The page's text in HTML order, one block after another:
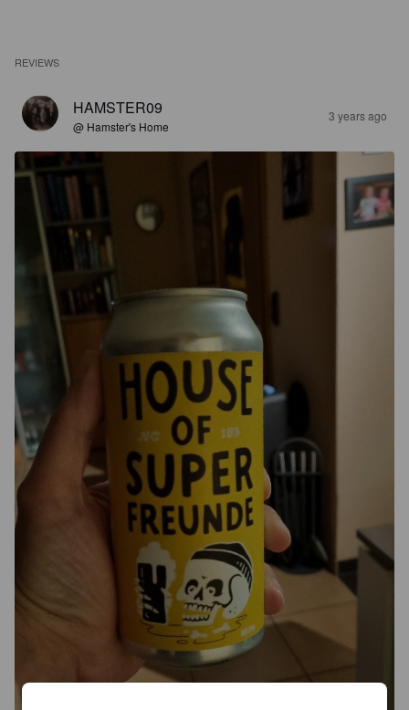
REVIEWS
HAMSTER09
@ Hamster's Home
3 years ago